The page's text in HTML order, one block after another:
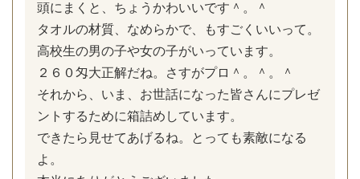
頭にまくと、ちょうかわいいです＾。＾
タオルの材質、なめらかで、もすごくいいって。
高校生の男の子や女の子がいっています。
２６０匁大正解だね。さすがプロ＾。＾。＾
それから、いま、お世話になった皆さんにプレゼ
ントするために箱詰めしています。
できたら見せてあげるね。とっても素敵になる
よ。